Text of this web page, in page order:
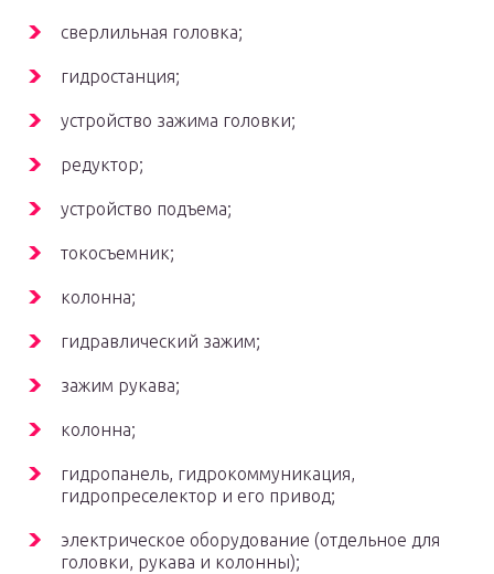
сверлильная головка;
гидростанция;
устройство зажима головки;
редуктор;
устройство подъема;
токосъемник;
колонна;
гидравлический зажим;
зажим рукава;
колонна;
гидропанель, гидрокоммуникация,
гидропреселектор и его привод;
электрическое оборудование (отдельное для
головки, рукава и колонны);